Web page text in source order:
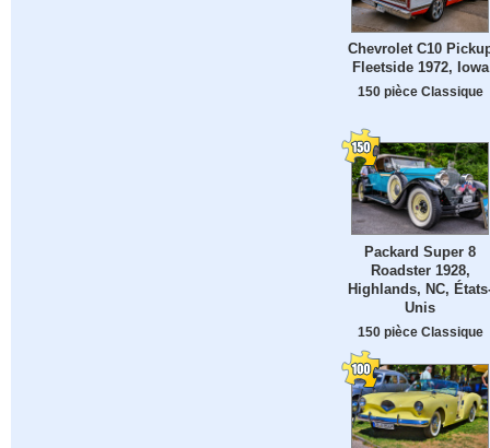
Chevrolet C10
Fleetside 1972, Iowa
150 pièce Classique
Packard Super 8
Roadster 1928,
Highlands, NC,
Unis
150 pièce Classique